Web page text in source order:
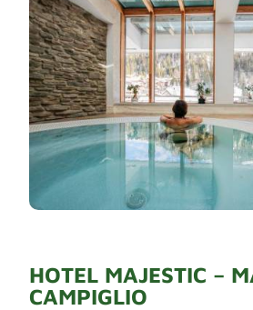
HOTEL MAJESTIC –
CAMPIGLIO